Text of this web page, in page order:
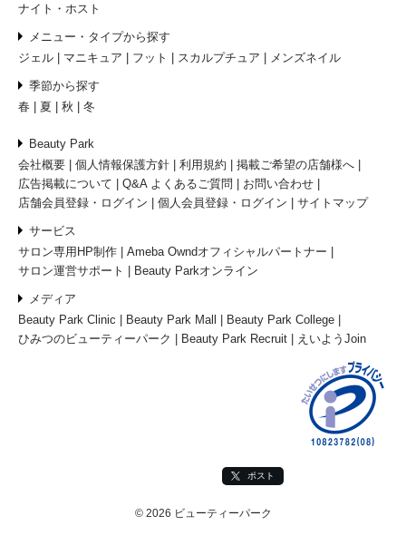
ナイト・ホスト
メニュー・タイプから探す
ジェル
マニキュア フット スカルプチュア メンズネイル
季節から探す
春
夏 秋 冬
Beauty Park
会社概要
個人情報保護方針 利用規約
掲載ご希望の店舗様へ
広告掲載について
Q&A よくあるご質問
お問い合わせ
店舗会員登録・ログイン
個人会員登録・ログイン サイトマップ
サービス
サロン専用HP制作
Ameba Owndオフィシャルパートナー
サロン運営サポート
Beauty Parkオンライン
メディア
Beauty Park Clinic
Beauty Park Mall
Beauty Park College
ひみつのビューティーパーク
Beauty Park Recruit えいようJoin
ポスト
© 2026 ビューティーパーク